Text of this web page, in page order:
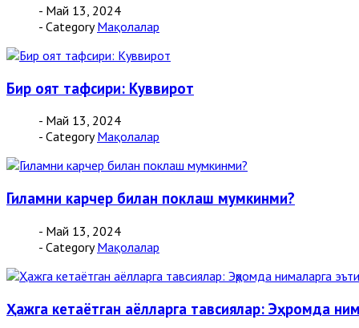
- Май 13, 2024
- Category Мақолалар
Бир оят тафсири: Куввирот
- Май 13, 2024
- Category Мақолалар
Гиламни карчер билан поклаш мумкинми?
- Май 13, 2024
- Category Мақолалар
Ҳажга кетаётган аёлларга тавсиялар: Эҳромда